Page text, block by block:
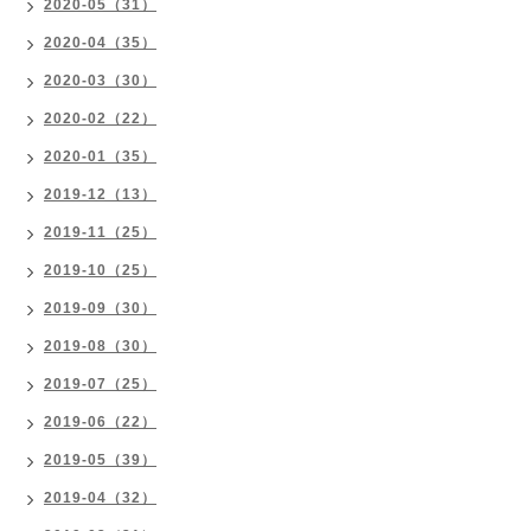
2020-05（31）
2020-04（35）
2020-03（30）
2020-02（22）
2020-01（35）
2019-12（13）
2019-11（25）
2019-10（25）
2019-09（30）
2019-08（30）
2019-07（25）
2019-06（22）
2019-05（39）
2019-04（32）